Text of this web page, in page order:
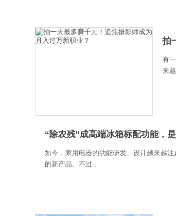
拍
有
来
“除农残”成高端冰箱标配功能，
如今，家用电器的功能研发、设计越来越
的新产品。不过...